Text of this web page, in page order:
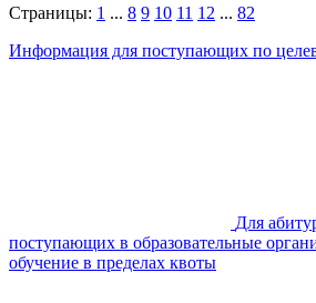
Страницы: 1 ... 8 9 10 11 12 ... 82
Информация для поступающих по
Для
поступающих в образовательные
обучение в пределах квоты